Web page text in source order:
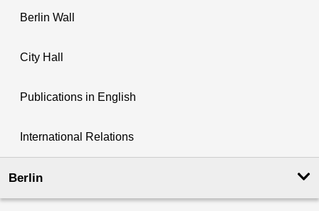
Berlin Wall
City Hall
Publications in English
International Relations
Berlin